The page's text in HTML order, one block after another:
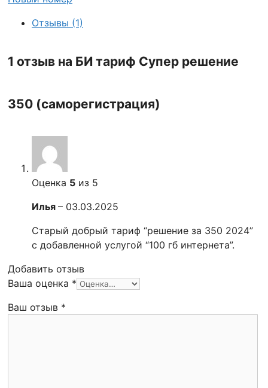
Отзывы (1)
1 отзыв на БИ тариф Супер решение
350 (саморегистрация)
Оценка 5 из 5
Илья – 03.03.2025
Старый добрый тариф “решение за 350 2024”
с добавленной услугой “100 гб интернета”.
Добавить отзыв
Ваша оценка *
Ваш отзыв *